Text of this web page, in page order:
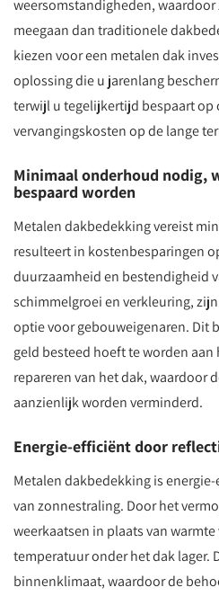
weersomstandigheden,
meegaan dan traditionele
kiezen voor een metalen dak
oplossing die u jarenlang
terwijl u tegelijkertijd bespaart op
vervangingskosten op de lange
Minimaal onderhoud nodig,
bespaard worden
Metalen dakbedekking vereist
resulteert in kostenbesparingen
duurzaamheid en bestendigheid
schimmelgroei en verkleuring,
optie voor gebouweigenaren. Dit
geld besteed hoeft te worden
repareren van het dak, waardoor
aanzienlijk worden verminderd.
Energie-efficiënt door
Metalen dakbedekking is
van zonnestraling. Door het
weerkaatsen in plaats van
temperatuur onder het dak lager.
binnenklimaat, waardoor de